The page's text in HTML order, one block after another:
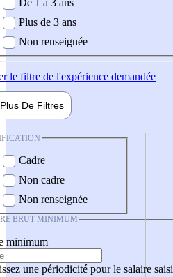
Plus de 3 ans
Non renseignée
le filtre de l'expérience demandée
Plus De Filtres
Cadre
Non cadre
Non renseignée
BRUT MINIMUM
minimum
une périodicité pour le salaire saisi